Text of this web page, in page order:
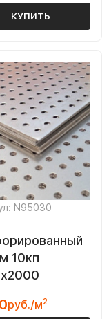
КУПИТЬ
N95030
10кп
руб./м2